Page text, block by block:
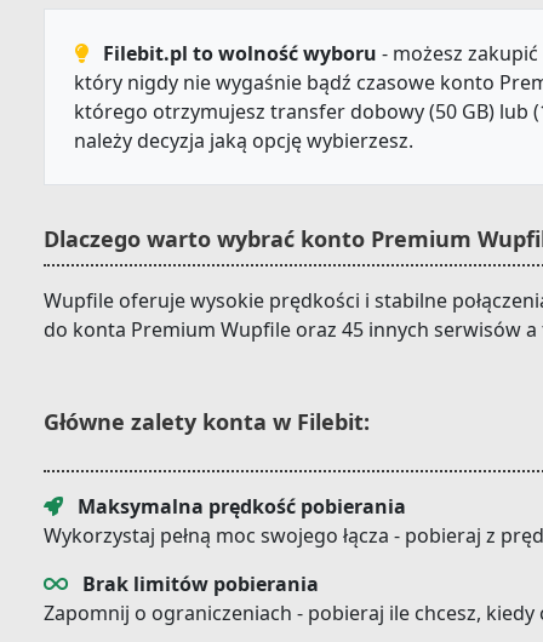
Filebit.pl to wolność wyboru - możesz
który nigdy nie wygaśnie bądź czasowe konto
którego otrzymujesz transfer dobowy (50 GB) lub
należy decyzja jaką opcję wybierzesz.
Dlaczego warto wybrać konto Premium
Wupfile oferuje wysokie prędkości i stabilne
do konta Premium Wupfile oraz 45 innych serwisów
Główne zalety konta w Filebit:
Maksymalna prędkość pobierania
Wykorzystaj pełną moc swojego łącza - pobieraj z
Brak limitów pobierania
Zapomnij o ograniczeniach - pobieraj ile chcesz,